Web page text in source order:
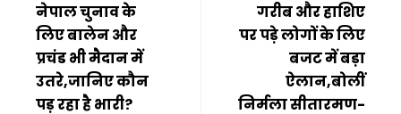
नेपाल चुनाव के
लिए बालेन और
प्रचंड भी मैदान में
उतरे,जानिए कौन
पड़ रहा है भारी?
गरीब और हाशिए
पर पड़े लोगों के लिए
बजट में बड़ा
ऐलान,बोलीं
निर्मला सीतारमण-